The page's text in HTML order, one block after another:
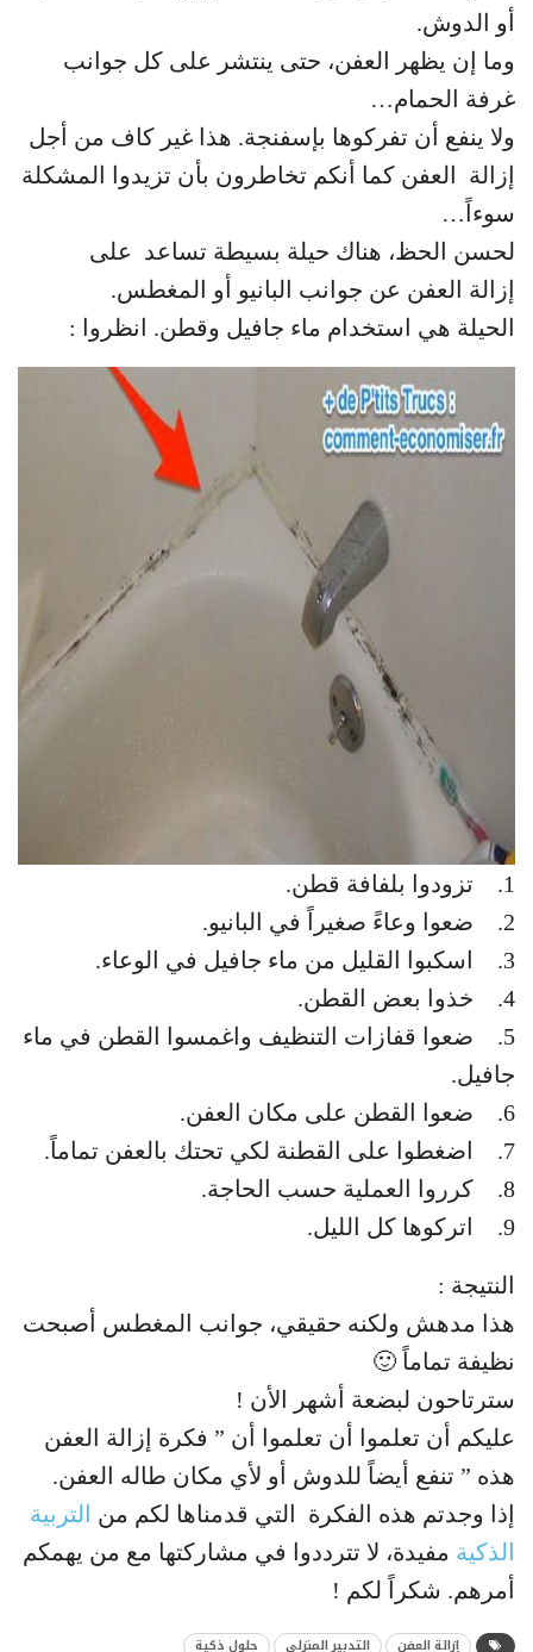
أو الدوش.
وما إن يظهر العفن، حتى ينتشر على كل جوانب
غرفة الحمام…
ولا ينفع أن تفركوها بإسفنجة. هذا غير كاف من أجل
إزالة العفن كما أنكم تخاطرون بأن تزيدوا المشكلة
سوءاً…
لحسن الحظ، هناك حيلة بسيطة تساعد على
إزالة العفن عن جوانب البانيو أو المغطس.
الحيلة هي استخدام ماء جافيل وقطن. انظروا :
1. تزودوا بلفافة قطن.
2. ضعوا وعاءً صغيراً في البانيو.
3. اسكبوا القليل من ماء جافيل في الوعاء.
4. خذوا بعض القطن.
5. ضعوا قفازات التنظيف واغمسوا القطن في ماء
جافيل.
6. ضعوا القطن على مكان العفن.
7. اضغطوا على القطنة لكي تحتك بالعفن تماماً.
8. كرروا العملية حسب الحاجة.
9. اتركوها كل الليل.
النتيجة :
هذا مدهش ولكنه حقيقي، جوانب المغطس أصبحت
نظيفة تماماً 🙂
سترتاحون لبضعة أشهر الأن !
عليكم أن تعلموا أن تعلموا أن ” فكرة إزالة العفن
هذه ” تنفع أيضاً للدوش أو لأي مكان طاله العفن.
إذا وجدتم هذه الفكرة التي قدمناها لكم من التربية
الذكية مفيدة، لا تترددوا في مشاركتها مع من يهمكم
أمرهم. شكراً لكم !
إزالة العفن التدبير المنزلي حلول ذكية